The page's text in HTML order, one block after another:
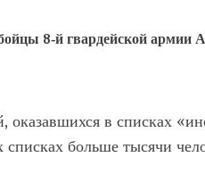
8‑й гвардейской армии
оказавшихся в списках
больше тысячи